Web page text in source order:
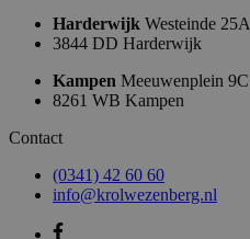
Harderwijk Westeinde 25A
3844 DD Harderwijk
Kampen Meeuwenplein 9C
8261 WB Kampen
Contact
(0341) 42 60 60
info@krolwezenberg.nl